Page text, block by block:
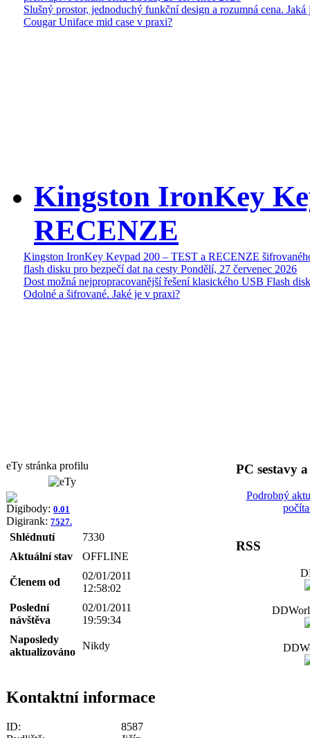
Slušný prostor, jednoduchý funkční design a rozumná cena. Jaká
Cougar Uniface mid case v praxi?
Kingston IronKey
RECENZE
Kingston IronKey Keypad 200 – TEST a RECENZE
flash disku pro bezpečí dat na cesty Pondělí, 27 červenec 2026
Dost možná nejpropracovanější řešení klasického USB Flash
Odolné a šifrované. Jaké je v praxi?
eTy stránka profilu
Digibody: 0.01
Digirank: 7527.
Shlédnutí
7330
Aktuální stav
OFFLINE
Členem od
02/01/2011
12:58:02
Poslední
návštěva
02/01/2011
19:59:34
Naposledy
aktualizováno
Nikdy
Kontaktní informace
ID:
8587
PC sestavy
Podrobný
RSS